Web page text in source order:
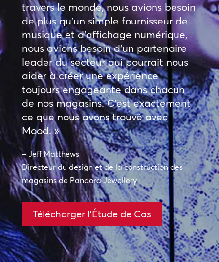
travers le monde, nous avions besoin
de plus qu’un simple fournisseur de
musique et d’affichage numérique,
nous avions besoin d’un partenaire
leader du secteur qui pourrait nous
aider à créer une expérience
toujours engageante dans chacun
de nos magasins. C’est exactement
ce que nous avons trouvé avec
Mood. »
– Jeff Matthews
Directeur du design et de la construction des
magasins de Pandora Jewellery
Télécharger l'Étude de Cas